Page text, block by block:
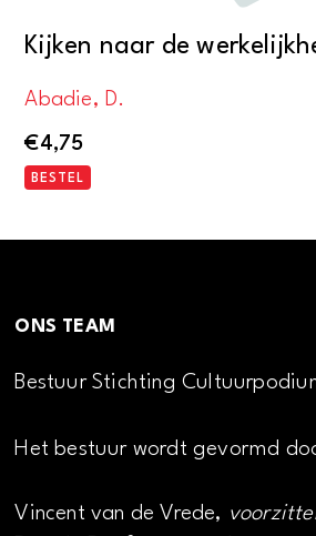
Kijken naar de
Abadie, D.
€4,75
BESTEL
ONS TEAM
Bestuur Stichting
Het bestuur wordt gevormd
Vincent van de Vrede,